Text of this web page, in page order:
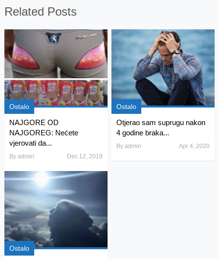
Related Posts
Ostalo
NAJGORE OD
NAJGOREG: Nećete
vjerovati da...
By admin Dec 12, 2019
Ostalo
Otjerao sam suprugu nakon
4 godine braka...
Byadmin Apr 4, 2020
Ostalo